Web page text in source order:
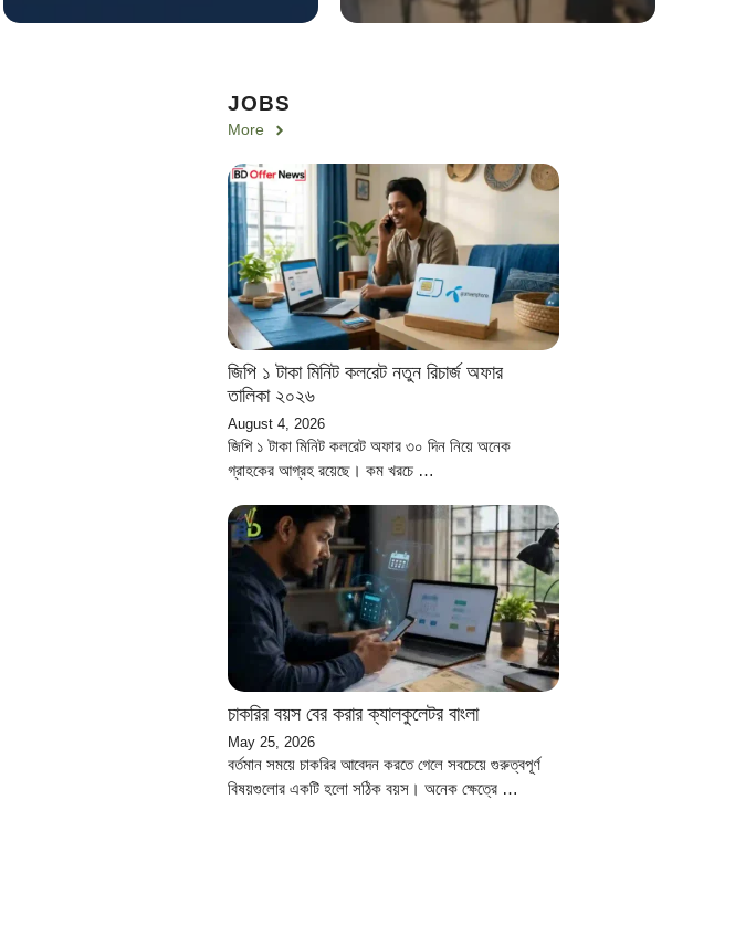
JOBS
More
জিপি ১ টাকা মিনিট কলরেট নতুন রিচার্জ অফার
তালিকা ২০২৬
August 4, 2026
জিপি ১ টাকা মিনিট কলরেট অফার ৩০ দিন নিয়ে অনেক
গ্রাহকের আগ্রহ রয়েছে। কম খরচে …
চাকরির বয়স বের করার ক্যালকুলেটর বাংলা
May 25, 2026
বর্তমান সময়ে চাকরির আবেদন করতে গেলে সবচেয়ে গুরুত্বপূর্ণ
বিষয়গুলোর একটি হলো সঠিক বয়স। অনেক ক্ষেত্রে …